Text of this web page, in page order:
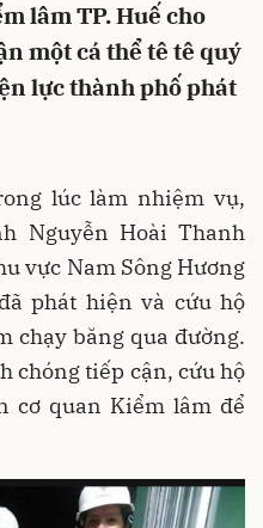
lâm TP. Huế cho
một cá thể tê tê quý
lực thành phố phát
lúc làm nhiệm vụ,
Nguyễn Hoài Thanh
vực Nam Sông Hương
phát hiện và cứu hộ
chạy băng qua đường.
chóng tiếp cận, cứu hộ
cơ quan Kiểm lâm để
Hủy Gửi